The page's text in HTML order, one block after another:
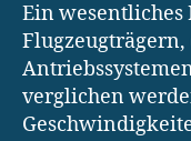
Ein
Flugzeugträgern,
verglichen